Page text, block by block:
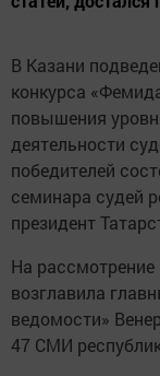
В Казани
конкурса
повышения
деятельности
победителей
семинара судей
президент
На
возглавила
ведомости»
47 СМИ